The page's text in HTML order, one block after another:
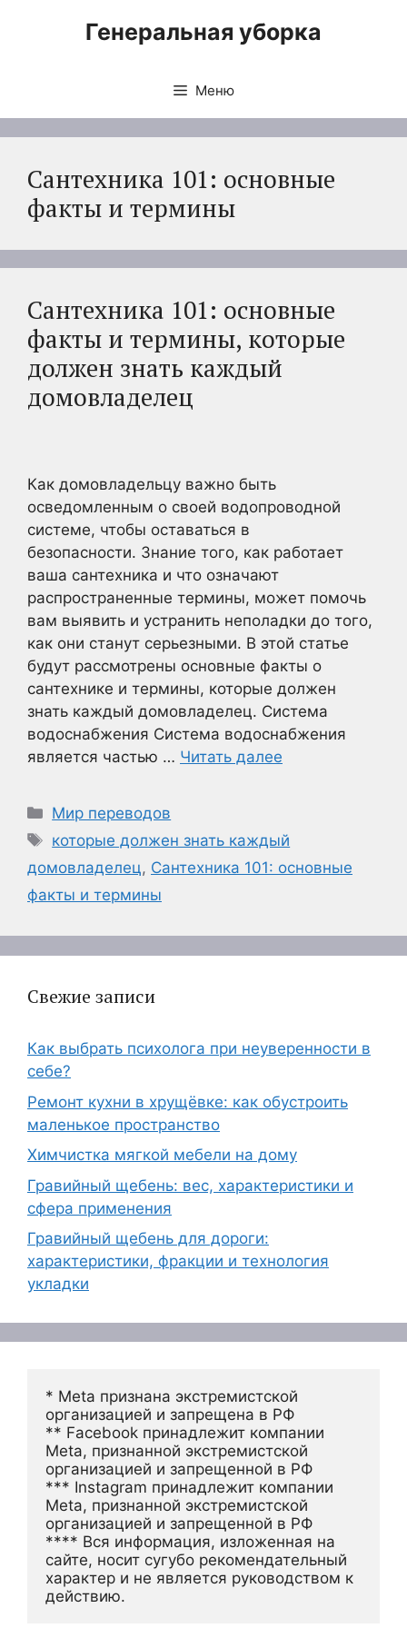
Генеральная уборка
Меню
Сантехника 101: основные
факты и термины
Сантехника 101: основные
факты и термины, которые
должен знать каждый
домовладелец
Как домовладельцу важно быть
осведомленным о своей водопроводной
системе, чтобы оставаться в
безопасности. Знание того, как работает
ваша сантехника и что означают
распространенные термины, может помочь
вам выявить и устранить неполадки до того,
как они станут серьезными. В этой статье
будут рассмотрены основные факты о
сантехнике и термины, которые должен
знать каждый домовладелец. Система
водоснабжения Система водоснабжения
является частью … Читать далее
Рубрики
Мир переводов
Метки
которые должен знать каждый
домовладелец, Сантехника 101: основные
факты и термины
Свежие записи
Как выбрать психолога при неуверенности в
себе?
Ремонт кухни в хрущёвке: как обустроить
маленькое пространство
Химчистка мягкой мебели на дому
Гравийный щебень: вес, характеристики и
сфера применения
Гравийный щебень для дороги:
характеристики, фракции и технология
укладки
* Meta признана экстремистской
организацией и запрещена в РФ
** Facebook принадлежит компании
Meta, признанной экстремистской
организацией и запрещенной в РФ
*** Instagram принадлежит компании
Meta, признанной экстремистской
организацией и запрещенной в РФ
**** Вся информация, изложенная на
сайте, носит сугубо рекомендательный
характер и не является руководством к
действию.